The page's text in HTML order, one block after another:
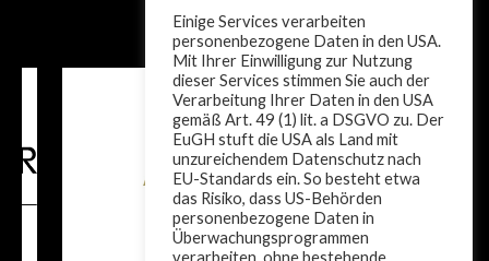
Einige Services verarbeiten
personenbezogene Daten in den USA.
Mit Ihrer Einwilligung zur Nutzung
dieser Services stimmen Sie auch der
Verarbeitung Ihrer Daten in den USA
gemäß Art. 49 (1) lit. a DSGVO zu. Der
EuGH stuft die USA als Land mit
unzureichendem Datenschutz nach
EU-Standards ein. So besteht etwa
das Risiko, dass US-Behörden
personenbezogene Daten in
Überwachungsprogrammen
verarbeiten, ohne bestehende